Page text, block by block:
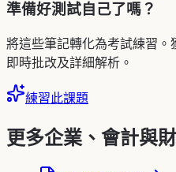
準備好測試自己了嗎？
將這些筆記轉化為考試練習。
即時批改及詳細解析。
練習此課題
更多企業、會計與